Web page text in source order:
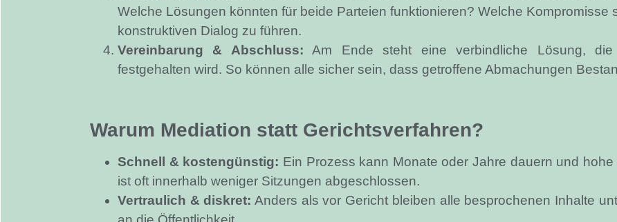
Welche Lösungen könnten für beide Parteien funktionieren? Welche Kompromisse
konstruktiven Dialog zu führen.
Vereinbarung & Abschluss: Am Ende steht eine verbindliche Lösung, die
festgehalten wird. So können alle sicher sein, dass getroffene Abmachungen
Warum Mediation statt Gerichtsverfahren?
Schnell & kostengünstig: Ein Prozess kann Monate oder Jahre dauern und
ist oft innerhalb weniger Sitzungen abgeschlossen.
Vertraulich & diskret: Anders als vor Gericht bleiben alle besprochenen Inhalte